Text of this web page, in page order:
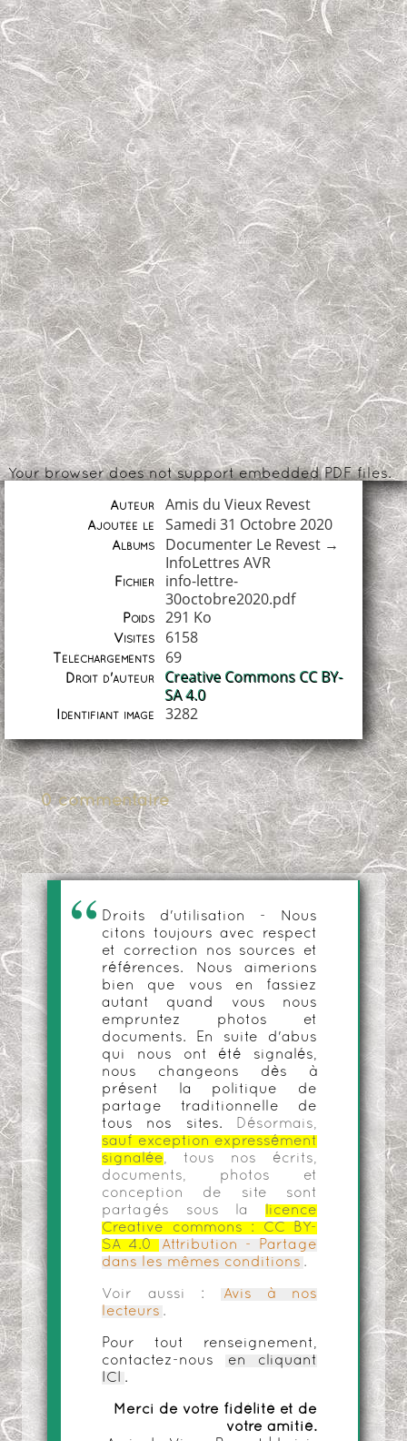
Your browser does not support embedded PDF files.
Auteur Amis du Vieux Revest
Ajoutée le Samedi 31 Octobre 2020
Albums Documenter Le Revest→
InfoLettres AVR
Fichier
info-lettre-
30octobre2020.pdf
Poids 291 Ko
Visites 6158
Téléchargements 69
Droit d'auteur
Creative Commons CC BY-
SA 4.0
Identifiant image 3282
0 commentaire
Droits d'utilisation - Nous
citons toujours avec respect
et correction nos sources et
références. Nous aimerions
bien que vous en fassiez
autant quand vous nous
empruntez photos et
documents. En suite d'abus
qui nous ont été signalés,
nous changeons dès à
présent la politique de
partage traditionnelle de
tous nos sites.
Désormais,
sauf exception expressément
signalée, tous nos écrits,
documents, photos et
conception de site sont
partagés sous la
licence
Creative commons :
CC BY-
SA 4.0
Attribution - Partage
dans les mêmes conditions .
Voir aussi :
Avis à nos
lecteurs .
Pour tout renseignement,
contactez-nous
en cliquant
ICI
.
Merci de votre fidélité et de
votre amitié.